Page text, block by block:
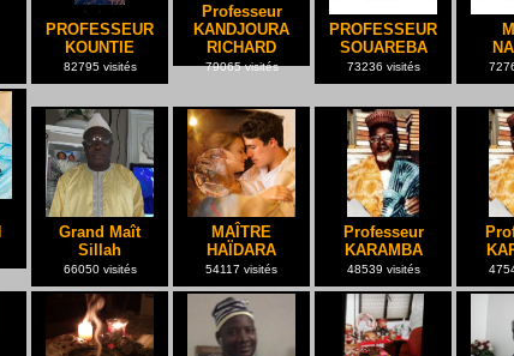
PROFESSEUR
KOUNTIE
82795 visités
Professeur
KANDJOURA
RICHARD
79065 visités
PROFESSEUR
SOUAREBA
73236 visités
Grand Maît
Sillah
66050 visités
MAÎTRE
HAÏDARA
54117 visités
Professeur
KARAMBA
48539 visités